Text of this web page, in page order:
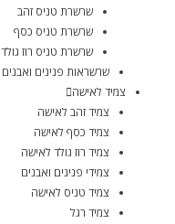
שרשרת טניס זהב
שרשרת טניס כסף
שרשרת טניס רוז גולד
שרשראות פנינים ואבנים
צמיד לאישה
צמיד זהב לאישה
צמיד כסף לאישה
צמיד רוז גולד לאישה
צמידי פנינים ואבנים
צמיד טניס לאישה
צמיד רגל